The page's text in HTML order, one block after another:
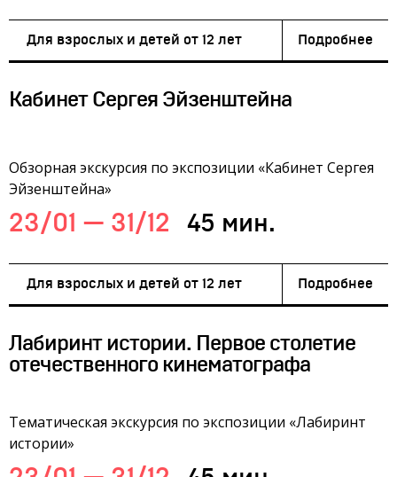
Для взрослых и детей от 12 лет Подробнее
Кабинет Сергея Эйзенштейна
Обзорная экскурсия по экспозиции «Кабинет Сергея
Эйзенштейна»
23/01 — 31/12 45 мин.
Для взрослых и детей от 12 лет Подробнее
Лабиринт истории. Первое столетие
отечественного кинематографа
Тематическая экскурсия по экспозиции «Лабиринт
истории»